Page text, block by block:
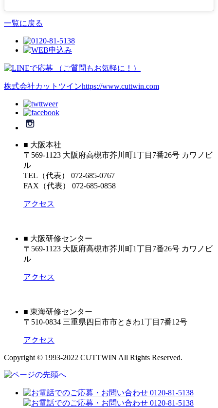
一覧に戻る
株式会社カットツインhttps://www.cuttwin.com
■ 大阪本社
〒569-1123 大阪府高槻市芥川町1丁目7番26号 カワノビ
ル
TEL（代表） 072-685-0767
FAX（代表） 072-685-0858
アクセス
■ 大阪研修センター
〒569-1123 大阪府高槻市芥川町1丁目7番26号 カワノビ
ル
アクセス
■ 東海研修センター
〒510-0834 三重県四日市市ときわ1丁目7番12号
アクセス
Copyright © 1993-2022 CUTTWIN All Rights Reserved.